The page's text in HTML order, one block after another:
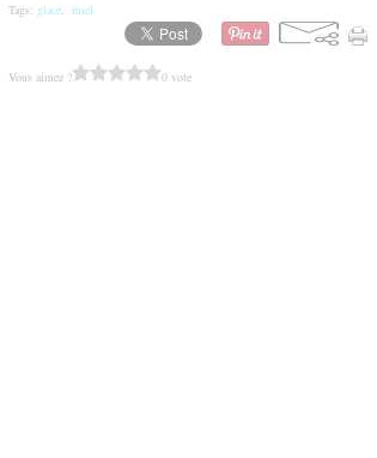
Tags: glace, miel
Vous aimez ? 0 vote